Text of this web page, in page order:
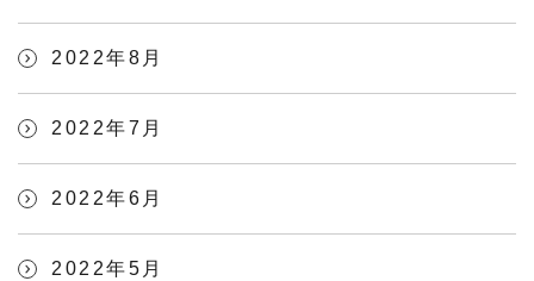
2022年8月
2022年7月
2022年6月
2022年5月